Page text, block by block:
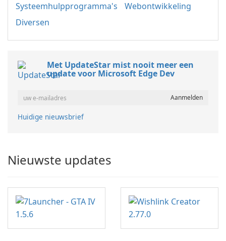
Systeemhulpprogramma's
Webontwikkeling
Diversen
Met UpdateStar mist nooit meer een
update voor Microsoft Edge Dev
Huidige nieuwsbrief
Nieuwste updates